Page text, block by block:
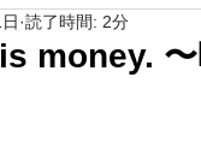
ム スタッフ募集
money.
読了時間: 2分